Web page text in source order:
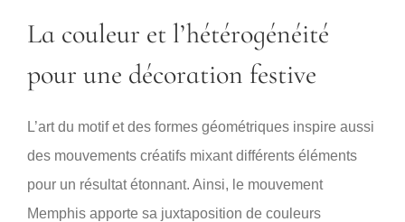
La couleur et l’hétérogénéité
pour une décoration festive
L’art du motif et des formes géométriques inspire aussi
des mouvements créatifs mixant différents éléments
pour un résultat étonnant. Ainsi, le mouvement
Memphis apporte sa juxtaposition de couleurs